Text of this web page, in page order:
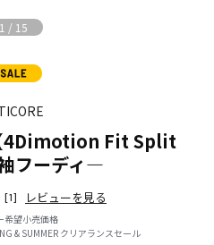
1 / 15
4Dimotion Fit Split
フーディ―
[1] レビューを見る
希望小売価格
& SUMMER クリアランスセール